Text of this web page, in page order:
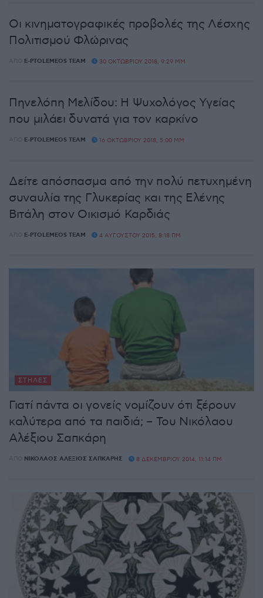
Οι κινηματογραφικές προβολές της Λέσχης
Πολιτισμού Φλώρινας
ΑΠΌ E-PTOLEMEOS TEAM 30 ΟΚΤΩΒΡΊΟΥ 2018, 9:29 ΜΜ
Πηνελόπη Μελίδου: Η Ψυχολόγος Υγείας
που μιλάει δυνατά για τον καρκίνο
ΑΠΌ E-PTOLEMEOS TEAM 16 ΟΚΤΩΒΡΊΟΥ 2018, 5:00 ΜΜ
Δείτε απόσπασμα από την πολύ πετυχημένη
συναυλία της Γλυκερίας και της Ελένης
Βιτάλη στον Οικισμό Καρδιάς
ΑΠΌ E-PTOLEMEOS TEAM 4 ΑΥΓΟΎΣΤΟΥ 2015, 8:18 ΠΜ
ΣΤΉΛΕΣ
Γιατί πάντα οι γονείς νομίζουν ότι ξέρουν
καλύτερα από τα παιδιά; – Του Νικόλαου
Αλέξιου Σαπκάρη
ΑΠΌ ΝΙΚΌΛΑΟΣ ΑΛΈΞΙΟΣ ΣΑΠΚΆΡΗΣ 8 ΔΕΚΕΜΒΡΊΟΥ 2014, 11:14 ΠΜ